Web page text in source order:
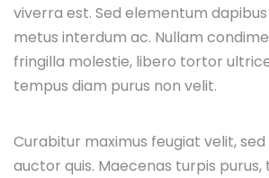
viverra est. Sed elementum
metus interdum ac. Nullam
fringilla molestie, libero tortor
tempus diam purus non velit.
Curabitur maximus feugiat velit,
auctor quis. Maecenas turpis